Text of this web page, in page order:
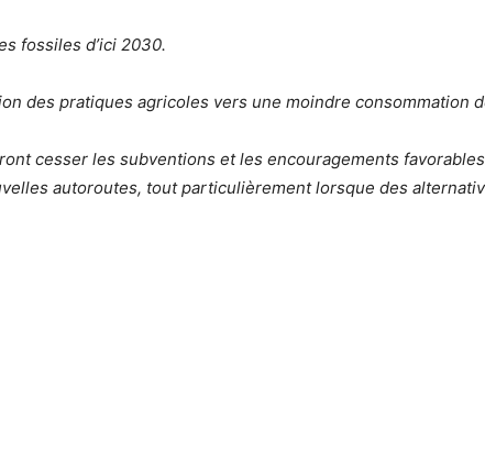
fossiles d’ici 2030.
des pratiques agricoles vers une moindre consommation
cesser les subventions et les encouragements
autoroutes, tout particulièrement lorsque des